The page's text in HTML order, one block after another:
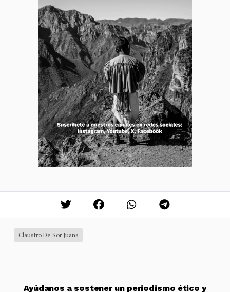
Claustro De Sor Juana
Ayúdanos a sostener un periodismo ético y